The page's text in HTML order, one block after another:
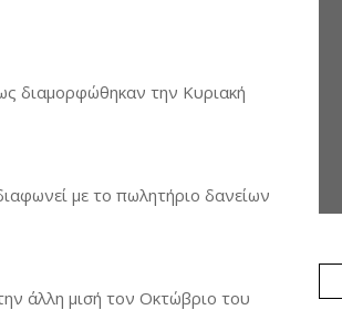
διαμορφώθηκαν την Κυριακή
με το πωλητήριο δανείων
άλλη μισή τον Οκτώβριο του